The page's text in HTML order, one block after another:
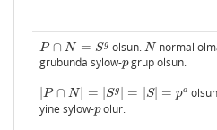
P ∩ N = Sg
P∩N =Sg olsun.N
N normal
grubunda sylow-p
pgrup olsun.
P ∩ N = Sg = S| = pa
|P∩N |= Sg =|S |= a
yine sylow-p
polur.